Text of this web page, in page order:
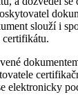
slouží i
certifikátu.
elektronicky